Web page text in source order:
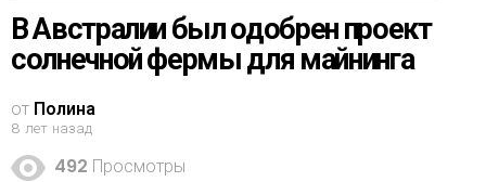
В Австралии был одобрен проект
солнечной фермы для майнинга
от Полина
8 лет назад
492 Просмотры